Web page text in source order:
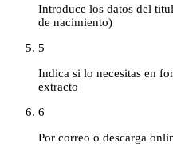
Introduce los datos del
de nacimiento)
5
Indica si lo necesitas en
extracto
6
Por correo o descarga